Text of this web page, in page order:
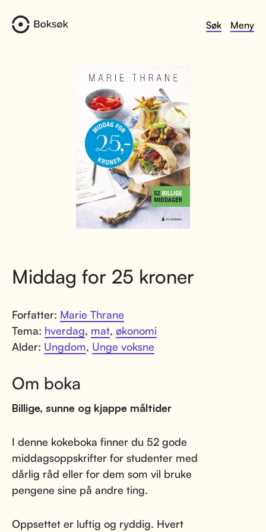
Søk Meny
Middag for 25 kroner
Forfatter: Marie Thrane
Tema: hverdag, mat, økonomi
Alder: Ungdom, Unge voksne
Om boka
Billige, sunne og kjappe måltider
I denne kokeboka finner du 52 gode
middagsoppskrifter for studenter med
dårlig råd eller for dem som vil bruke
pengene sine på andre ting.
Oppsettet er luftig og ryddig. Hvert